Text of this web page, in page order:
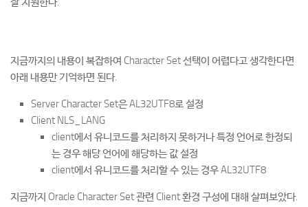
지금까지의 내용이 복잡하여 Character Set 선택이 어렵다고 생각한다면
아래 내용만 기억하면 된다.
Server Character Set은 AL32UTF8로 설정
Client NLS_LANG
client에서 유니코드를 처리하지 못하거나 특정 언어로 한정되
는 경우 해당 언어에 해당하는 값 설정
client에서 유니코드를 처리할 수 있는 경우 AL32UTF8
지금까지 Oracle Character Set 관련 Client 환경 구성에 대해 살펴보았다.